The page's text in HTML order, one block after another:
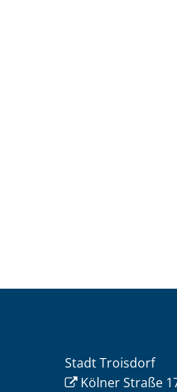
Stadt Troisdorf
Kölner Straße